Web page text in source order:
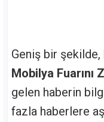
Geniş bir şekilde,
Mobilya Fuarını
gelen haberin
fazla haberlere